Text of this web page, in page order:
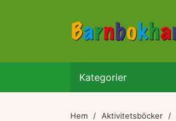
Kategorier
Hem Aktivitetsböcker